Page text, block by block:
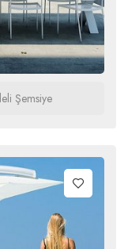
Şemsiye